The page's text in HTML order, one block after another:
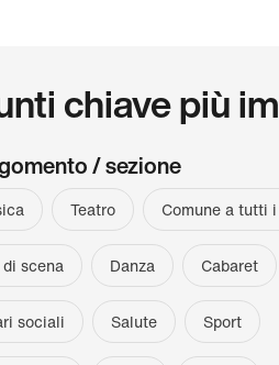
chiave più
/ sezione
Teatro Comune a tutti
scena Danza Cabaret
sociali Salute Sport